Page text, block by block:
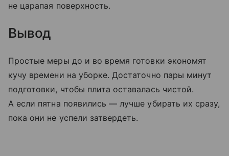
не царапая поверхность.
Вывод
Простые меры до и во время готовки экономят
кучу времени на уборке. Достаточно пары минут
подготовки, чтобы плита оставалась чистой.
А если пятна появились — лучше убирать их сразу,
пока они не успели затвердеть.